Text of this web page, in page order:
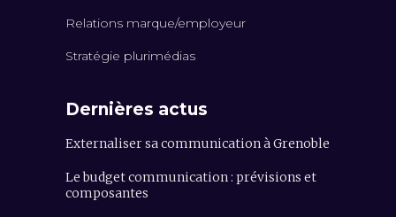
Relations marque/employeur
Stratégie plurimédias
Dernières actus
Externaliser sa communication à Grenoble
Le budget communication : prévisions et
composantes